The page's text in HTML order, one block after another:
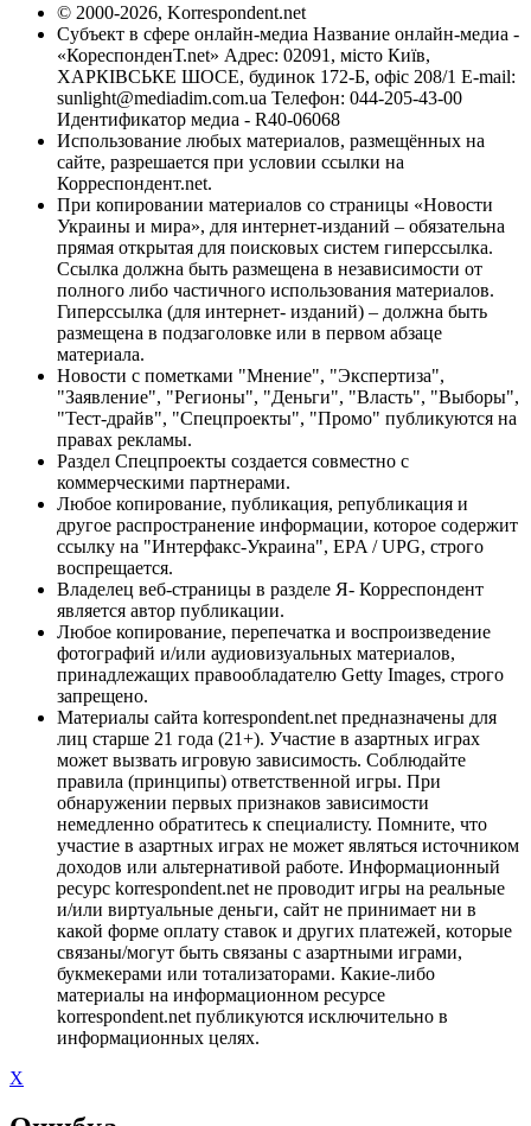
© 2000-2026, Korrespondent.net
Субъект в сфере онлайн-медиа Название онлайн-медиа -
«КореспонденТ.net» Адрес: 02091, місто Київ,
ХАРКІВСЬКЕ ШОСЕ, будинок 172-Б, офіс 208/1 E-mail:
sunlight@mediadim.com.ua Телефон: 044-205-43-00
Идентификатор медиа - R40-06068
Использование любых материалов, размещённых на
сайте, разрешается при условии ссылки на
Корреспондент.net.
При копировании материалов со страницы «Новости
Украины и мира», для интернет-изданий – обязательна
прямая открытая для поисковых систем гиперссылка.
Ссылка должна быть размещена в независимости от
полного либо частичного использования материалов.
Гиперссылка (для интернет- изданий) – должна быть
размещена в подзаголовке или в первом абзаце
материала.
Новости с пометками "Мнение", "Экспертиза",
"Заявление", "Регионы", "Деньги", "Власть", "Выборы",
"Тест-драйв", "Спецпроекты", "Промо" публикуются на
правах рекламы.
Раздел Спецпроекты создается совместно с
коммерческими партнерами.
Любое копирование, публикация, републикация и
другое распространение информации, которое содержит
ссылку на "Интерфакс-Украина", EPA / UPG, строго
воспрещается.
Владелец веб-страницы в разделе Я- Корреспондент
является автор публикации.
Любое копирование, перепечатка и воспроизведение
фотографий и/или аудиовизуальных материалов,
принадлежащих правообладателю Getty Images, строго
запрещено.
Материалы сайта korrespondent.net предназначены для
лиц старше 21 года (21+). Участие в азартных играх
может вызвать игровую зависимость. Соблюдайте
правила (принципы) ответственной игры. При
обнаружении первых признаков зависимости
немедленно обратитесь к специалисту. Помните, что
участие в азартных играх не может являться источником
доходов или альтернативой работе. Информационный
ресурс korrespondent.net не проводит игры на реальные
и/или виртуальные деньги, сайт не принимает ни в
какой форме оплату ставок и других платежей, которые
связаны/могут быть связаны с азартными играми,
букмекерами или тотализаторами. Какие-либо
материалы на информационном ресурсе
korrespondent.net публикуются исключительно в
информационных целях.
X